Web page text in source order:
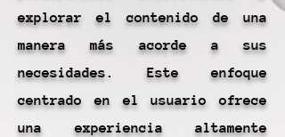
explorar el contenido de una
manera más acorde a sus
necesidades. Este enfoque
centrado en el usuario ofrece
una experiencia altamente